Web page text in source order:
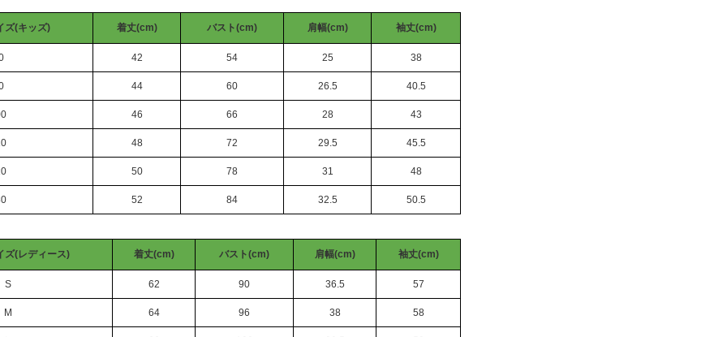
ズ(キッズ) 着丈(cm) バスト(cm) 肩幅(cm) 袖丈(cm)
42 54 25 38
44 60 26.5 40.5
46 66 28 43
48 72 29.5 45.5
50 78 31 48
52 84 32.5 50.5
ズ(レディース) 着丈(cm) バスト(cm) 肩幅(cm) 袖丈(cm)
S 62 90 36.5 57
M 64 96 38 58